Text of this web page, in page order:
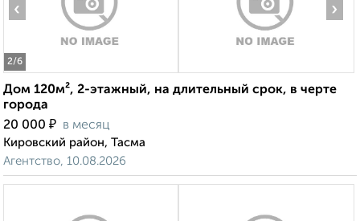
2/6
‹ ›
Дом 120м², 2-этажный, на длительный срок, в черте
города
20 000 ₽ в месяц
Кировский район, Тасма
Агентство, 10.08.2026